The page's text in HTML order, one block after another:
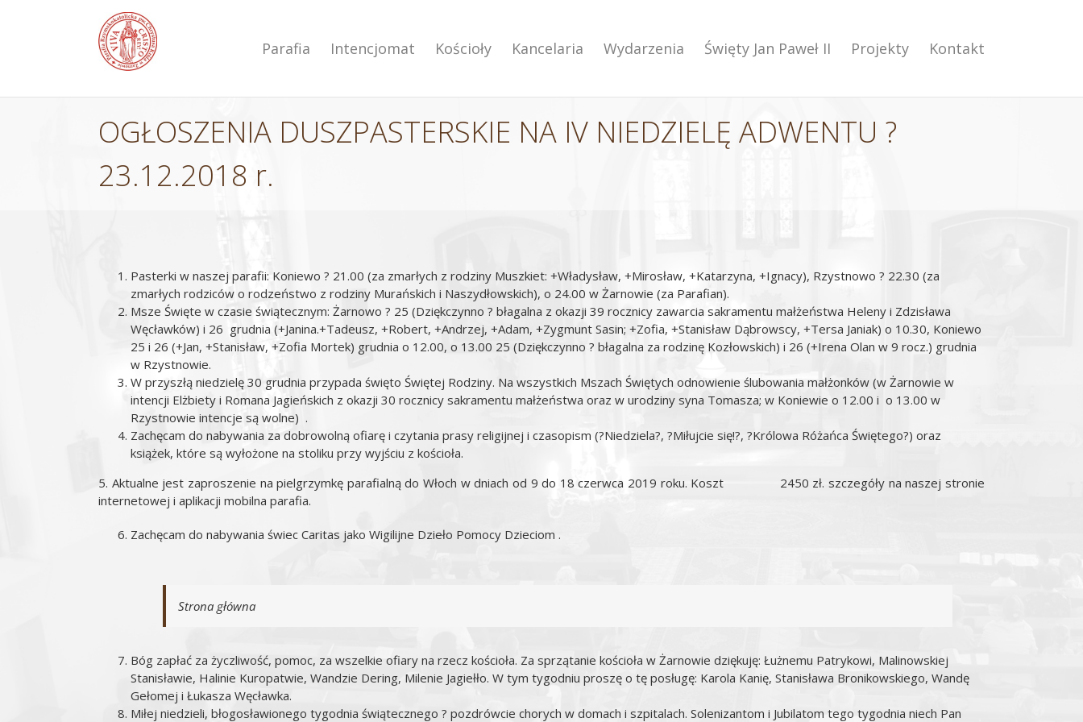
Parafia Intencjomat Kościoły Kancelaria Wydarzenia Święty Jan Paweł II Projekty Kontakt
OGŁOSZENIA DUSZPASTERSKIE NA IV NIEDZIELĘ ADWENTU ?
23.12.2018 r.
Pasterki w naszej parafii: Koniewo ? 21.00 (za zmarłych z rodziny Muszkiet: +Władysław, +Mirosław, +Katarzyna, +Ignacy), Rzystnowo ? 22.30 (za
zmarłych rodziców o rodzeństwo z rodziny Murańskich i Naszydłowskich), o 24.00 w Żarnowie (za Parafian).
Msze Święte w czasie świątecznym: Żarnowo ? 25 (Dziękczynno ? błagalna z okazji 39 rocznicy zawarcia sakramentu małżeństwa Heleny i Zdzisława
Węcławków) i 26 grudnia (+Janina.+Tadeusz, +Robert, +Andrzej, +Adam, +Zygmunt Sasin; +Zofia, +Stanisław Dąbrowscy, +Tersa Janiak) o 10.30, Koniewo
25 i 26 (+Jan, +Stanisław, +Zofia Mortek) grudnia o 12.00, o 13.00 25 (Dziękczynno ? błagalna za rodzinę Kozłowskich) i 26 (+Irena Olan w 9 rocz.) grudnia
w Rzystnowie.
W przyszłą niedzielę 30 grudnia przypada święto Świętej Rodziny. Na wszystkich Mszach Świętych odnowienie ślubowania małżonków (w Żarnowie w
intencji Elżbiety i Romana Jagieńskich z okazji 30 rocznicy sakramentu małżeństwa oraz w urodziny syna Tomasza; w Koniewie o 12.00 i o 13.00 w
Rzystnowie intencje są wolne) .
Zachęcam do nabywania za dobrowolną ofiarę i czytania prasy religijnej i czasopism (?Niedziela?, ?Miłujcie się!?, ?Królowa Różańca Świętego?) oraz
książek, które są wyłożone na stoliku przy wyjściu z kościoła.
5. Aktualne jest zaproszenie na pielgrzymkę parafialną do Włoch w dniach od 9 do 18 czerwca 2019 roku. Koszt 2450 zł. szczegóły na naszej stronie
internetowej i aplikacji mobilna parafia.
Zachęcam do nabywania świec Caritas jako Wigilijne Dzieło Pomocy Dzieciom .
Strona główna
Bóg zapłać za życzliwość, pomoc, za wszelkie ofiary na rzecz kościoła. Za sprzątanie kościoła w Żarnowie dziękuję: Łużnemu Patrykowi, Malinowskiej
Stanisławie, Halinie Kuropatwie, Wandzie Dering, Milenie Jagiełło. W tym tygodniu proszę o tę posługę: Karola Kanię, Stanisława Bronikowskiego, Wandę
Gełomej i Łukasza Węcławka.
Miłej niedzieli, błogosławionego tygodnia świątecznego ? pozdrówcie chorych w domach i szpitalach. Solenizantom i Jubilatom tego tygodnia niech Pan